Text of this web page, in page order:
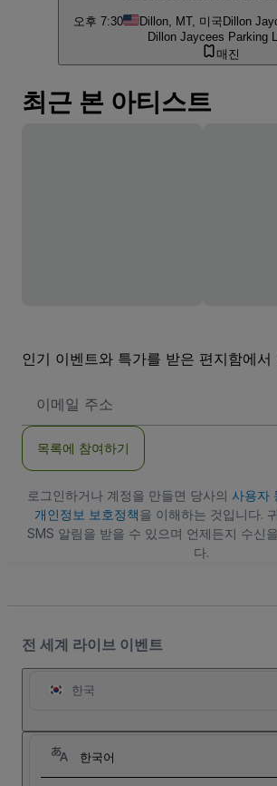
오후 7:30 Dillon, MT, 미국 Dillon
Dillon Jaycees Parking
매진
최근 본 아티스트
인기 이벤트와 특가를 받은 편지함에서
메
소
목록에 참여하기
로그인하거나 계정을 만들면 당사의 사용자
개인정보 보호정책을 이해하는 것입니다.
SMS 알림을 받을 수 있으며 언제든지 수신
다.
전 세계 라이브 이벤트
한국
한국어